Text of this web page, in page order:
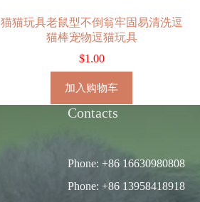
猫猫玩具老鼠型不倒翁牢固易清洗逗
猫棒宠物逗猫玩具
$1.00
加入购物车
Contacts
Phone: +86 16630980808
Phone: +86 13958418918